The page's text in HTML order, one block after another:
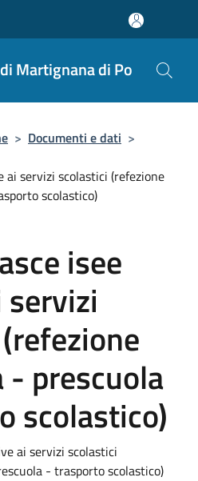
Martignana di Po
> Documenti e dati >
ai servizi scolastici (refezione
scolastico)
isee
- prescuola
scolastico)
ai servizi scolastici
- trasporto scolastico)